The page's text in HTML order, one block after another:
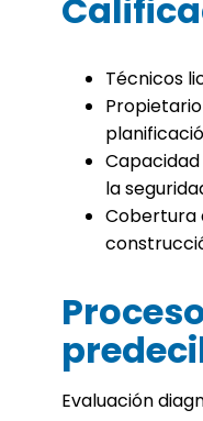
Técnicos
la
Cobertura
Evaluación